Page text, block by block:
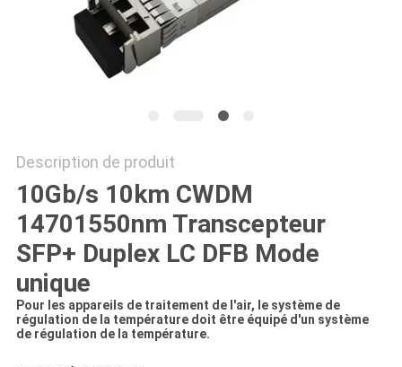
POLITIQUE
Description de produit
10Gb/s 10km CWDM
14701550nm Transcepteur
SFP+ Duplex LC DFB Mode
unique
Pour les appareils de traitement de l'air, le système de
régulation de la température doit être équipé d'un système
de régulation de la température.